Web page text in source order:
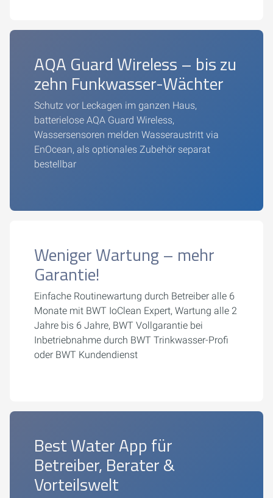
AQA Guard Wireless – bis zu
zehn Funkwasser-Wächter
Schutz vor Leckagen im ganzen Haus,
batterielose AQA Guard Wireless,
Wassersensoren melden Wasseraustritt via
EnOcean, als optionales Zubehör separat
bestellbar
Weniger Wartung – mehr
Garantie!
Einfache Routinewartung durch Betreiber alle 6
Monate mit BWT IoClean Expert, Wartung alle 2
Jahre bis 6 Jahre, BWT Vollgarantie bei
Inbetriebnahme durch BWT Trinkwasser-Profi
oder BWT Kundendienst
Best Water App für
Betreiber, Berater &
Vorteilswelt